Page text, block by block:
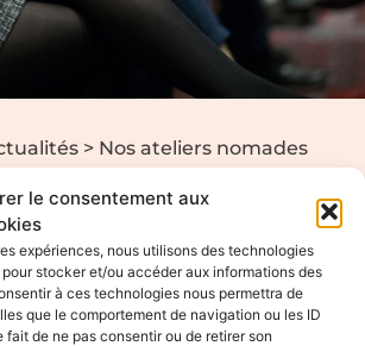
le consentement aux
expériences, nous utilisons des technologies
stocker et/ou accéder aux informations des
à ces technologies nous permettra de
que le comportement de navigation ou les ID
fait de ne pas consentir ou de retirer son
> Nos ateliers nomades